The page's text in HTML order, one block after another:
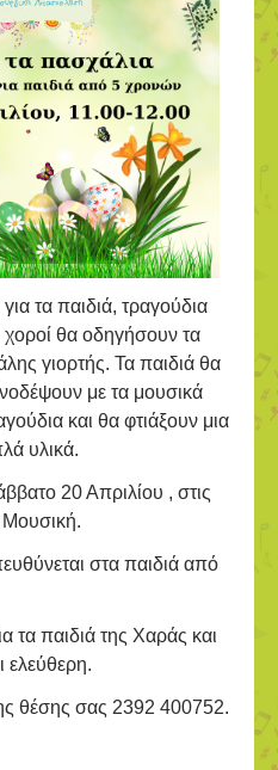
τα παιδιά, τραγούδια
χοροί θα οδηγήσουν τα
γιορτής. Τα παιδιά θα
με τα μουσικά
και θα φτιάξουν μια
υλικά.
20 Απριλίου , στις
στα παιδιά από
τα παιδιά της Χαράς και
ελεύθερη.
θέσης σας 2392 400752.